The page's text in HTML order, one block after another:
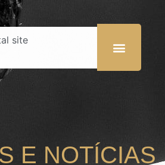
E NOTÍCIAS